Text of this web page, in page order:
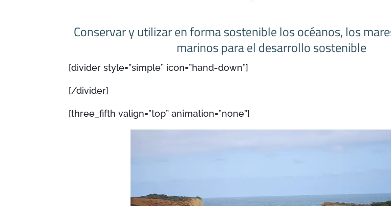
Conservar y utilizar en forma sostenible los océanos, los
marinos para el desarrollo sostenible
[divider style=”simple” icon=”hand-down”]
[/divider]
[three_fifth valign=”top” animation=”none”]